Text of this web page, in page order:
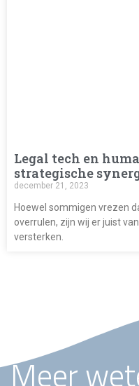
Legal tech en
strategische
december 21, 2023
Hoewel sommigen vrezen
overrulen, zijn wij er juist
versterken.
Meer